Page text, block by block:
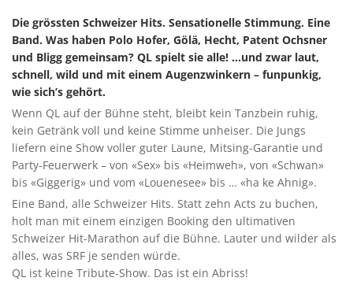
Die grössten Schweizer Hits. Sensationelle Stimmung. Eine
Band. Was haben Polo Hofer, Gölä, Hecht, Patent Ochsner
und Bligg gemeinsam? QL spielt sie alle! …und zwar laut,
schnell, wild und mit einem Augenzwinkern – funpunkig,
wie sich’s gehört.
Wenn QL auf der Bühne steht, bleibt kein Tanzbein ruhig,
kein Getränk voll und keine Stimme unheiser. Die Jungs
liefern eine Show voller guter Laune, Mitsing-Garantie und
Party-Feuerwerk – von «Sex» bis «Heimweh», von «Schwan»
bis «Giggerig» und vom «Louenesee» bis … «ha ke Ahnig».
Eine Band, alle Schweizer Hits. Statt zehn Acts zu buchen,
holt man mit einem einzigen Booking den ultimativen
Schweizer Hit-Marathon auf die Bühne. Lauter und wilder als
alles, was SRF je senden würde.
QL ist keine Tribute-Show. Das ist ein Abriss!